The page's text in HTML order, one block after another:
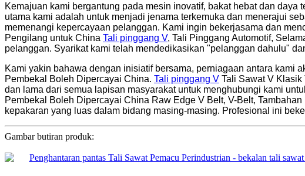
Kemajuan kami bergantung pada mesin inovatif, bakat hebat dan
utama kami adalah untuk menjadi jenama terkemuka dan menerajui
memenangi kepercayaan pelanggan. Kami ingin bekerjasama dan
Pengilang untuk China Tali pinggang V, Tali Pinggang Automotif,
pelanggan. Syarikat kami telah mendedikasikan "pelanggan dahulu"
Kami yakin bahawa dengan inisiatif bersama, perniagaan antara kami
Pembekal Boleh Dipercayai China. Tali pinggang V Tali Sawat V
dan lama dari semua lapisan masyarakat untuk menghubungi kami
Pembekal Boleh Dipercayai China Raw Edge V Belt, V-Belt,
kepakaran yang luas dalam bidang masing-masing. Profesional ini
Gambar butiran produk: